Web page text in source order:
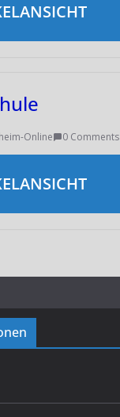
Online 0 Comments